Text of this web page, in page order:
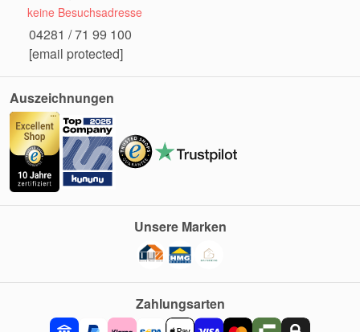
keine Besuchsadresse
04281 / 71 99 100
[email protected]
Auszeichnungen
Zahlungsarten
Unsere Marken